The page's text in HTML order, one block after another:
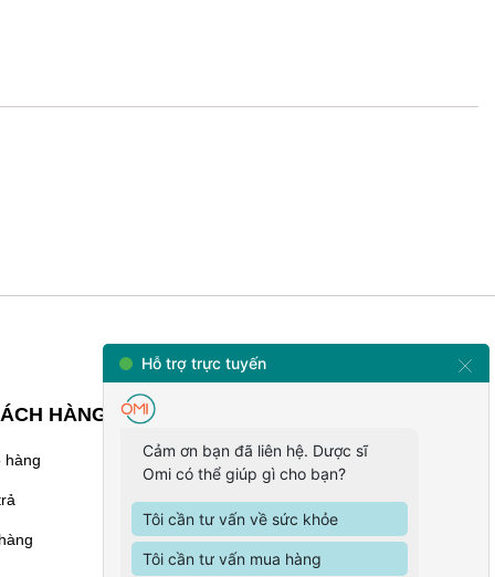
HÀNG
hàng
TÔI
08.6868.0303 -